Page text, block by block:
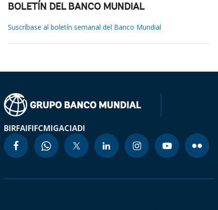
BOLETÍN DEL BANCO MUNDIAL
Suscríbase al boletín semanal del Banco Mundial
BIRFAIFIFCMIGACIADI